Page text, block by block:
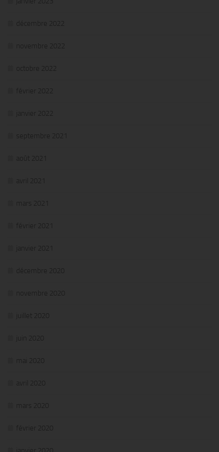
décembre 2022
novembre 2022
octobre 2022
février 2022
janvier 2022
septembre 2021
août 2021
avril 2021
mars 2021
février 2021
janvier 2021
décembre 2020
novembre 2020
juillet 2020
juin 2020
mai 2020
avril 2020
mars 2020
février 2020